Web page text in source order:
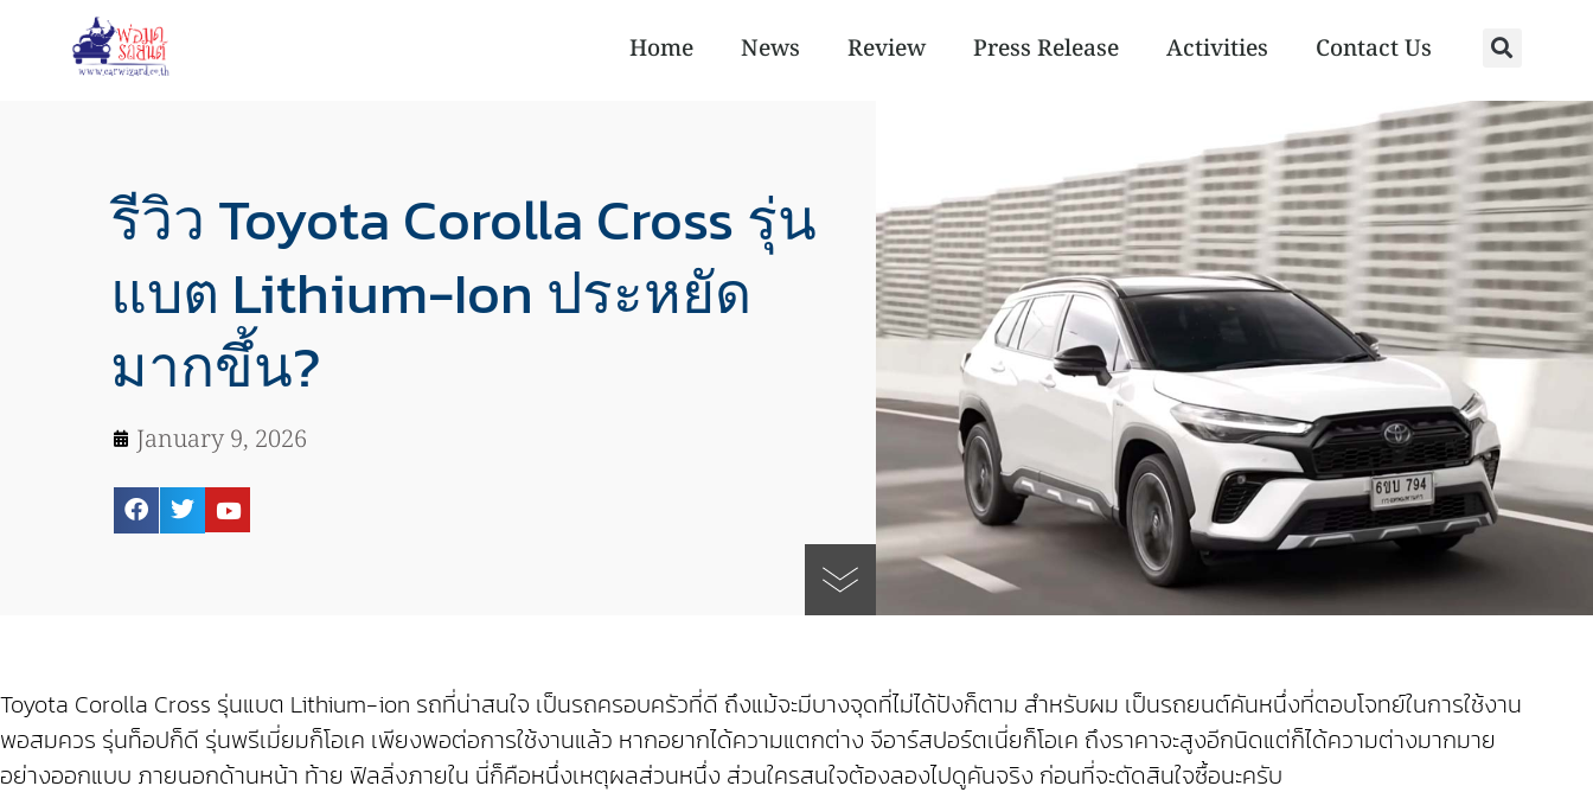
Home News Review Press Release Activities Contact Us
รีวิว Toyota Corolla Cross รุ่น
แบต Lithium-Ion ประหยัด
มากขึ้น?
January 9, 2026
Toyota Corolla Cross รุ่นแบต Lithium-ion รถที่น่าสนใจ เป็นรถครอบครัวที่ดี ถึงแม้จะมีบางจุดที่ไม่ได้ปังก็ตาม สำหรับผม เป็นรถยนต์คันหนึ่งที่ตอบโจทย์ในการใช้งาน
พอสมควร รุ่นท็อปก็ดี รุ่นพรีเมี่ยมก็โอเค เพียงพอต่อการใช้งานแล้ว หากอยากได้ความแตกต่าง จีอาร์สปอร์ตเนี่ยก็โอเค ถึงราคาจะสูงอีกนิดแต่ก็ได้ความต่างมากมาย
อย่างออกแบบ ภายนอกด้านหน้า ท้าย ฟิลลิ่งภายใน นี่ก็คือหนึ่งเหตุผลส่วนหนึ่ง ส่วนใครสนใจต้องลองไปดูคันจริง ก่อนที่จะตัดสินใจซื้อนะครับ